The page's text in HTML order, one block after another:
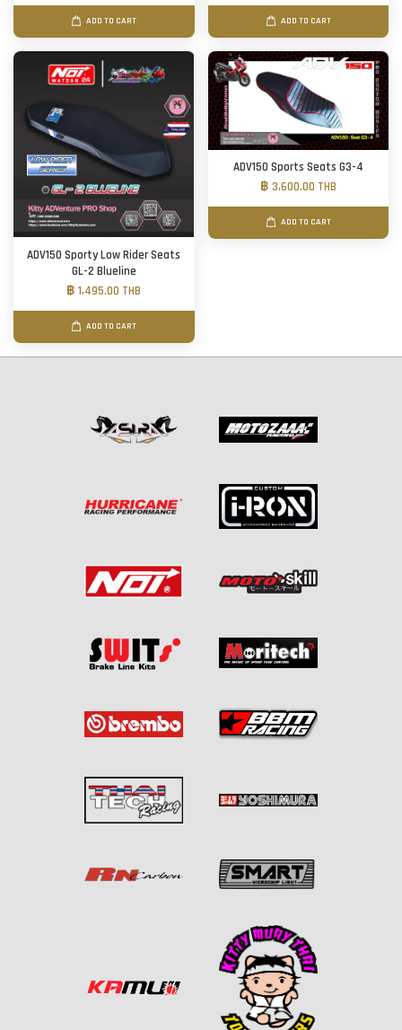
ADD TO CART ADD TO CART
ADV150 Sporty Low Rider Seats
GL-2 Blueline
฿ 1,495.00 THB
ADD TO CART
ADV150 Sports Seats G3-4
฿ 3,600.00 THB
ADD TO CART